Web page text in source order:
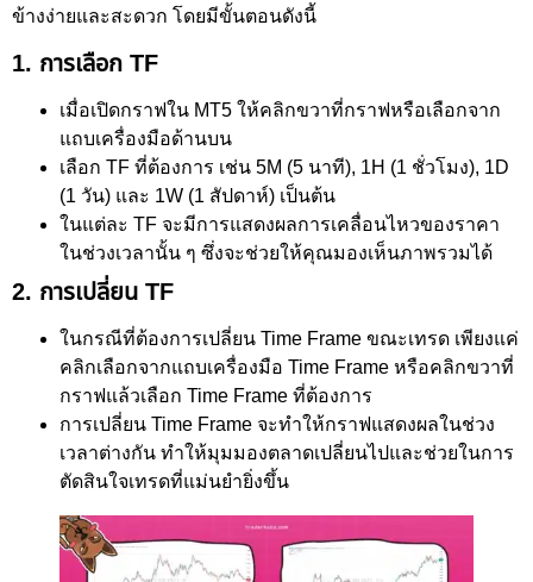
ข้างง่ายและสะดวก โดยมีขั้นตอนดังนี้
1. การเลือก TF
เมื่อเปิดกราฟใน MT5 ให้คลิกขวาที่กราฟหรือเลือกจาก
แถบเครื่องมือด้านบน
เลือก TF ที่ต้องการ เช่น 5M (5 นาที), 1H (1 ชั่วโมง), 1D
(1 วัน) และ 1W (1 สัปดาห์) เป็นต้น
ในแต่ละ TF จะมีการแสดงผลการเคลื่อนไหวของราคา
ในช่วงเวลานั้น ๆ ซึ่งจะช่วยให้คุณมองเห็นภาพรวมได้
2. การเปลี่ยน TF
ในกรณีที่ต้องการเปลี่ยน Time Frame ขณะเทรด เพียงแค่
คลิกเลือกจากแถบเครื่องมือ Time Frame หรือคลิกขวาที่
กราฟแล้วเลือก Time Frame ที่ต้องการ
การเปลี่ยน Time Frame จะทำให้กราฟแสดงผลในช่วง
เวลาต่างกัน ทำให้มุมมองตลาดเปลี่ยนไปและช่วยในการ
ตัดสินใจเทรดที่แม่นยำยิ่งขึ้น